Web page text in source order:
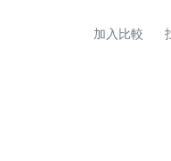
加入比較